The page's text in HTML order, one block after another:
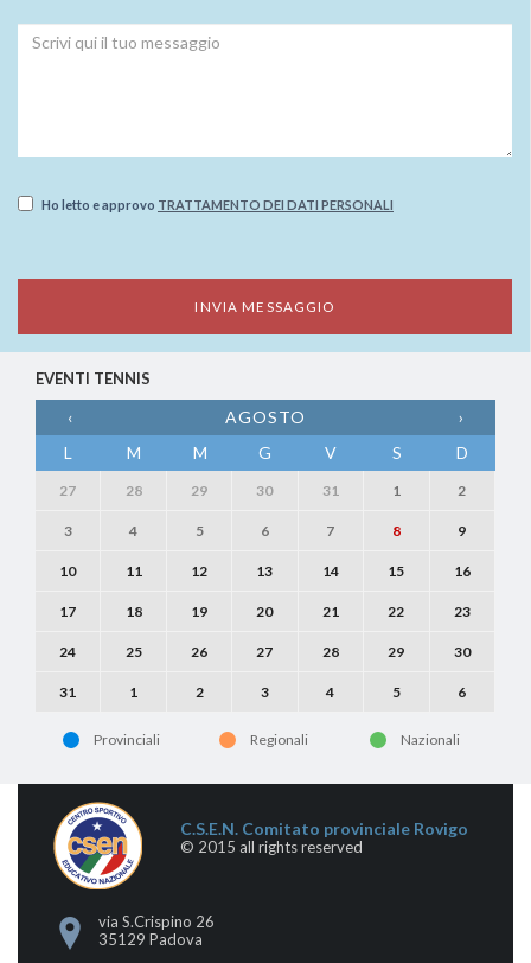
Ho letto e approvo TRATTAMENTO DEI DATI PERSONALI
EVENTI TENNIS
‹ AGOSTO
›
L
M M G V S D
27 28 29 30 31 1 2
3 4 5 6 7 8 9
10 11 12 13 14 15 16
17 18 19 20 21 22 23
24 25 26 27 28 29 30
31 1 2 3 4 5 6
Provinciali Regionali Nazionali
C.S.E.N. Comitato provinciale Rovigo
© 2015 all rights reserved
via S.Crispino 26
35129 Padova